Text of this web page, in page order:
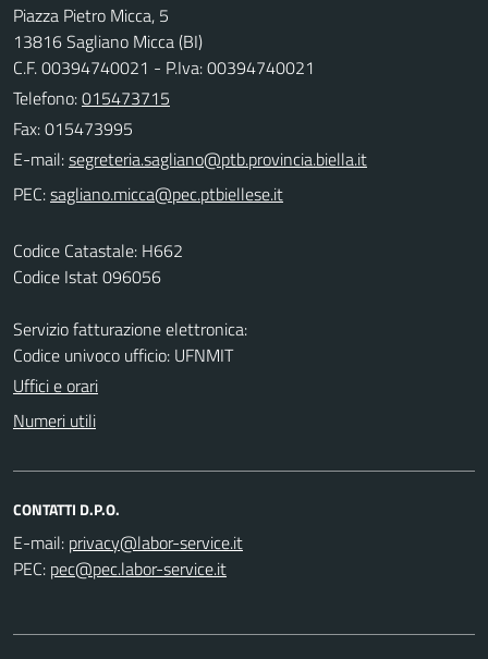
Piazza Pietro Micca, 5
13816 Sagliano Micca (BI)
C.F. 00394740021 - P.Iva: 00394740021
Telefono:015473715
Fax: 015473995
E-mail:
PEC:
Codice Catastale: H662
Codice Istat 096056
Servizio fatturazione elettronica:
Codice univoco ufficio: UFNMIT
Uffici e orari
Numeri utili
CONTATTI D.P.O.
E-mail:
PEC: